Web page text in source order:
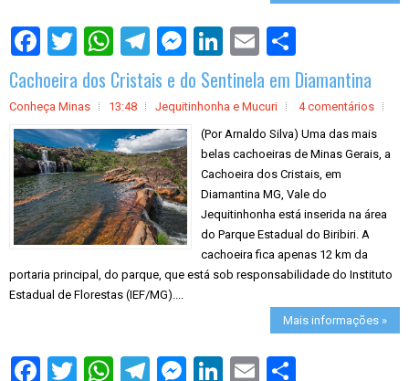
r
e
Cachoeira dos Cristais e do Sentinela em Diamantina
Conheça Minas 13:48 Jequitinhonha e Mucuri
4 comentários
(Por Arnaldo Silva) Uma das mais
belas cachoeiras de Minas Gerais, a
Cachoeira dos Cristais, em
Diamantina MG, Vale do
Jequitinhonha está inserida na área
do Parque Estadual do Biribiri. A
cachoeira fica apenas 12 km da
portaria principal, do parque, que está sob responsabilidade do Instituto
Estadual de Florestas (IEF/MG)....
Mais informações »